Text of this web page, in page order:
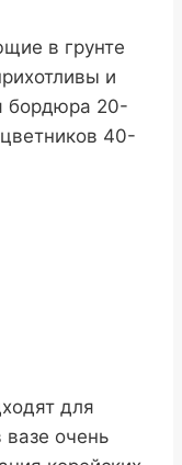
в грунте
и
бордюра 20-
40-
для
вазе очень